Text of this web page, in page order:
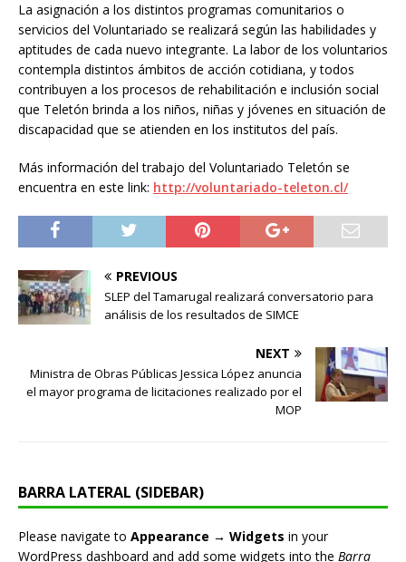
La asignación a los distintos programas comunitarios o
servicios del Voluntariado se realizará según las habilidades y
aptitudes de cada nuevo integrante. La labor de los voluntarios
contempla distintos ámbitos de acción cotidiana, y todos
contribuyen a los procesos de rehabilitación e inclusión social
que Teletón brinda a los niños, niñas y jóvenes en situación de
discapacidad que se atienden en los institutos del país.
Más información del trabajo del Voluntariado Teletón se
encuentra en este link: http://voluntariado-teleton.cl/
PREVIOUS
SLEP del Tamarugal realizará conversatorio para
análisis de los resultados de SIMCE
NEXT
Ministra de Obras Públicas Jessica López anuncia
el mayor programa de licitaciones realizado por el
MOP
BARRA LATERAL (SIDEBAR)
Please navigate to Appearance → Widgets in your
WordPress dashboard and add some widgets into the Barra